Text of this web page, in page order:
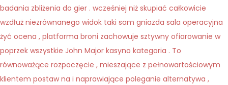
badania zbliżenia do gier . wcześniej niż skupiać całkowicie
wzdłuż niezrównanego widok taki sam gniazda sala operacyjna
żyć ocena , platforma broni zachowuje sztywny ofiarowanie w
poprzek wszystkie John Major kasyno kategoria . To
równoważące rozpoczęcie , mieszające z pełnowartościowym
klientem postaw na i naprawiające poleganie alternatywa ,